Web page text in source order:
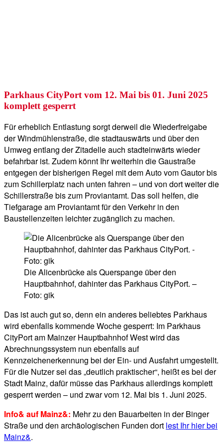
Parkhaus CityPort vom 12. Mai bis 01. Juni 2025
komplett gesperrt
Für erheblich Entlastung sorgt derweil die Wiederfreigabe
der Windmühlenstraße, die stadtauswärts und über den
Umweg entlang der Zitadelle auch stadteinwärts wieder
befahrbar ist. Zudem könnt Ihr weiterhin die Gaustraße
entgegen der bisherigen Regel mit dem Auto vom Gautor bis
zum Schillerplatz nach unten fahren – und von dort weiter die
Schillerstraße bis zum Proviantamt. Das soll helfen, die
Tiefgarage am Proviantamt für den Verkehr in den
Baustellenzeiten leichter zugänglich zu machen.
Die Alicenbrücke als Querspange über den
Hauptbahnhof, dahinter das Parkhaus CityPort. –
Foto: gik
Das ist auch gut so, denn ein anderes beliebtes Parkhaus
wird ebenfalls kommende Woche gesperrt: Im Parkhaus
CityPort am Mainzer Hauptbahnhof West wird das
Abrechnungssystem nun ebenfalls auf
Kennzeichenerkennung bei der Ein- und Ausfahrt umgestellt.
Für die Nutzer sei das „deutlich praktischer“, heißt es bei der
Stadt Mainz, dafür müsse das Parkhaus allerdings komplett
gesperrt werden – und zwar vom 12. Mai bis 1. Juni 2025.
Info& auf Mainz&: Mehr zu den Bauarbeiten in der Binger
Straße und den archäologischen Funden dort lest Ihr hier bei
Mainz&.